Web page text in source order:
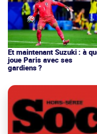
Et maintenant Suzuki : à
joue Paris avec ses
gardiens ?